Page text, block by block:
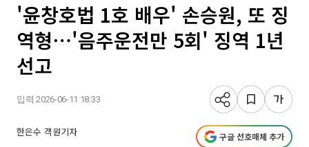
'윤창호법 1호 배우' 손승원, 또 징
역형⋯'음주운전만 5회' 징역 1년
선고
입력 2026-06-11 18:33
한은수 객원기자 구글 선호매체 추가